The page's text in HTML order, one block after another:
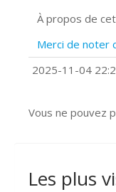
Prise de
?
À propos de
Merci de noter
2025-11-04
Vous ne pouvez
Les plus